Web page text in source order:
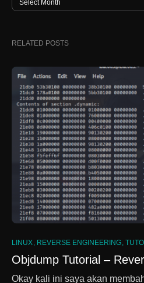
RELATED POSTS
LINUX REVERSE ENGINEERING
Objdump Tutorial –
Okay kali ini saya akan